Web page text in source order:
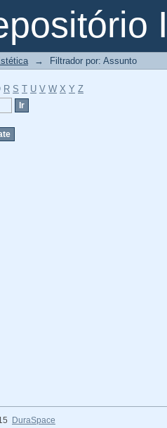
→ Filtrador por: Assunto
R S T U V W X Y Z
DuraSpace